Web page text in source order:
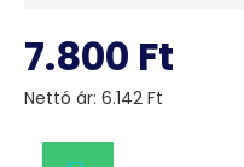
7.800 Ft
Nettó ár: 6.142 Ft